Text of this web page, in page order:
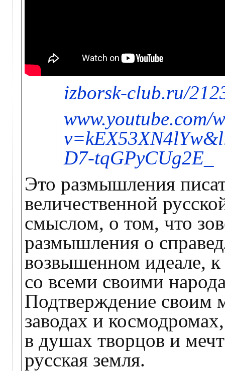
izborsk-club.ru/
www.youtube.com/
D7-tqGPyCUg2E_
Это размышления
величественной
смыслом, о том, что
размышления о
возвышенном идеале, к
со всеми своими
Подтверждение своим
заводах и
в душах творцов и
русская земля.